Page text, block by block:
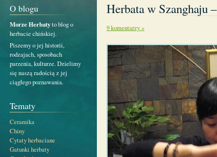
O blogu
Morze Herbatyto blog o
herbacie chińskiej.
Piszemy o jej historii,
rodzajach, sposobach
parzenia, kulturze. Dzielimy
się naszą radością z jej
ciągłego poznawania.
Tematy
Ceramika
Chiny
Cytaty herbaciane
Gatunki herbaty
Herbata w Szanghaju
9 komentarzy »